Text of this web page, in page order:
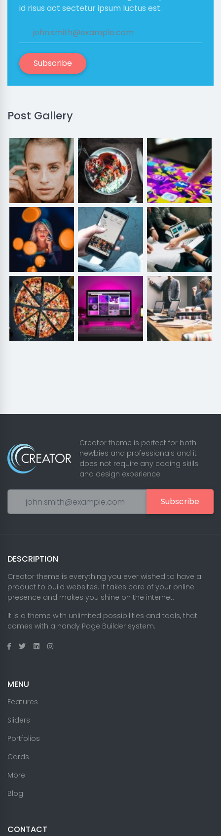
id risus act sectetur ipsum luctus est.
Subscribe
Post Gallery
Creator theme is perfect for both
newbies and professionals and it
does not require any coding skills
and design experience.
Subscribe
DESCRIPTION
Creator theme is everything you ever wished to have a
product to build websites. It takes care of your online
presence and makes you shine on the internet.
It is a theme with unlimited possibilities and tools, that
comes with a handy Page Builder system.
MENU
Features
Sliders
Portfolios
Cards
More
Blog
CONTACT